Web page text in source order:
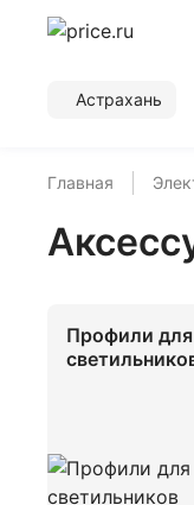
Астрахань
Главная
Профили для